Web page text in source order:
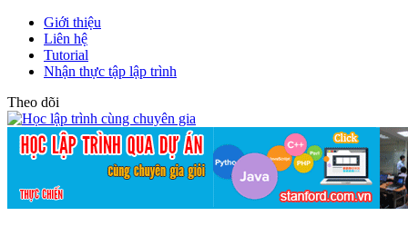
Giới thiệu
Liên hệ
Tutorial
Nhận thực tập lập trình
Theo dõi